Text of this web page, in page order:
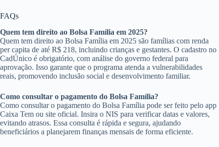
FAQs
Quem tem direito ao Bolsa Família em 2025?
Quem tem direito ao Bolsa Família em 2025 são famílias com renda
per capita de até R$ 218, incluindo crianças e gestantes. O cadastro no
CadÚnico é obrigatório, com análise do governo federal para
aprovação. Isso garante que o programa atenda a vulnerabilidades
reais, promovendo inclusão social e desenvolvimento familiar.
Como consultar o pagamento do Bolsa Família?
Como consultar o pagamento do Bolsa Família pode ser feito pelo app
Caixa Tem ou site oficial. Insira o NIS para verificar datas e valores,
evitando atrasos. Essa consulta é rápida e segura, ajudando
beneficiários a planejarem finanças mensais de forma eficiente.